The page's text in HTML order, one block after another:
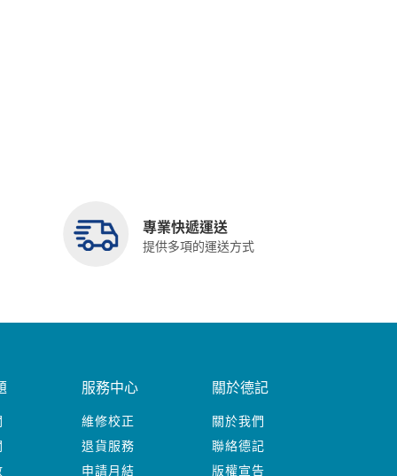
專業快遞運送
提供多項的運送方式
服務中心
維修校正
退貨服務
申請月結
關於德記
關於我們
聯絡德記
版權宣告